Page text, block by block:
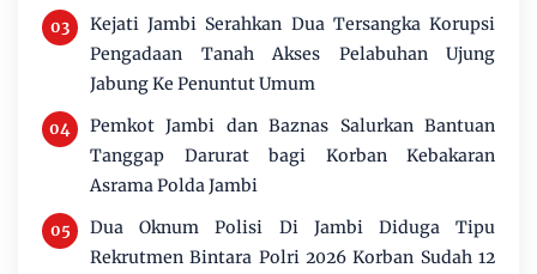
Kejati Jambi Serahkan Dua Tersangka Korupsi
Pengadaan Tanah Akses Pelabuhan Ujung
Jabung Ke Penuntut Umum
Pemkot Jambi dan Baznas Salurkan Bantuan
Tanggap Darurat bagi Korban Kebakaran
Asrama Polda Jambi
Dua Oknum Polisi Di Jambi Diduga Tipu
Rekrutmen Bintara Polri 2026 Korban Sudah 12